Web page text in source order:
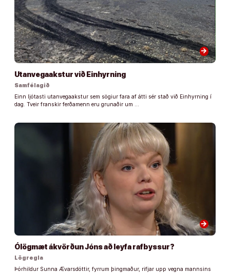
arrow_forward
Utanvegaakstur við Einhyrning
Samfélagið
Einn ljótasti utanvegaakstur sem sögiur fara af átti sér stað við Einhyrning í
dag. Tveir franskir ferðamenn eru grunaðir um …
arrow_forward
Ólögmæt ákvörðun Jóns að leyfa rafbyssur?
Lögregla
Þórhildur Sunna Ævarsdóttir, fyrrum þingmaður, rifjar upp vegna mannsins